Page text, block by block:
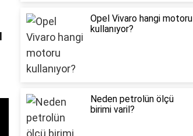
Opel Vivaro hangi motoru
kullanıyor?
Neden petrolün ölçü
birimi varil?